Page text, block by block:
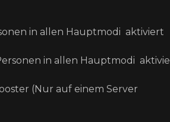
in allen Hauptmodi aktiviert
in allen Hauptmodi
(Nur auf einem Server